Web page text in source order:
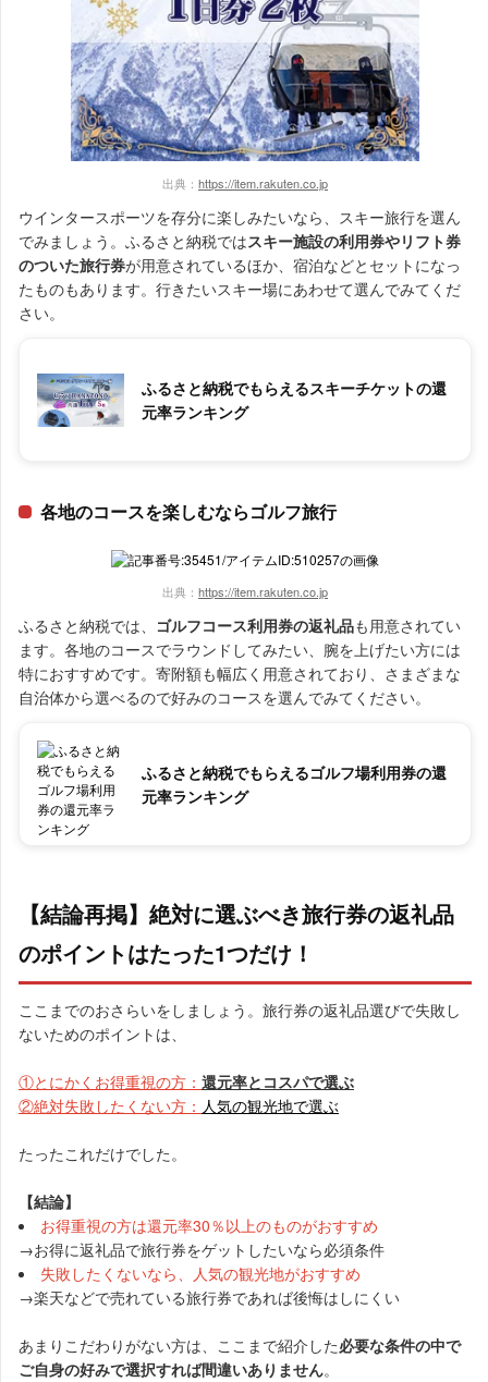
出典： https://item.rakuten.co.jp
ウインタースポーツを存分に楽しみたいなら、スキー旅行を選ん
でみましょう。ふるさと納税ではスキー施設の利用券やリフト券
のついた旅行券が用意されているほか、宿泊などとセットになっ
たものもあります。行きたいスキー場にあわせて選んでみてくだ
さい。
ふるさと納税でもらえるスキーチケットの還
元率ランキング
各地のコースを楽しむならゴルフ旅行
出典： https://item.rakuten.co.jp
ふるさと納税では、 ゴルフコース利用券の返礼品も用意されてい
ます。各地のコースでラウンドしてみたい、腕を上げたい方には
特におすすめです。寄附額も幅広く用意されており、さまざまな
自治体から選べるので好みのコースを選んでみてください。
ふるさと納税でもらえるゴルフ場利用券の還
元率ランキング
【結論再掲】絶対に選ぶべき旅行券の返礼品
のポイントはたった1つだけ！
ここまでのおさらいをしましょう。旅行券の返礼品選びで失敗し
ないためのポイントは、
①とにかくお得重視の方： 還元率とコスパで選ぶ
②絶対失敗したくない方： 人気の観光地で選ぶ
たったこれだけでした。
【結論】
お得重視の方は還元率30％以上のものがおすすめ
→お得に返礼品で旅行券をゲットしたいなら必須条件
失敗したくないなら、人気の観光地がおすすめ
→楽天などで売れている旅行券であれば後悔はしにくい
あまりこだわりがない方は、ここまで紹介した必要な条件の中で
ご自身の好みで選択すれば間違いありません。